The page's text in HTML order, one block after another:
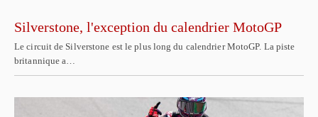
Silverstone, l'exception du calendrier MotoGP
Le circuit de Silverstone est le plus long du calendrier MotoGP. La piste
britannique a…